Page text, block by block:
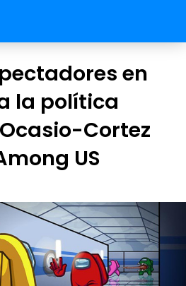
en
la política
Cortez
US